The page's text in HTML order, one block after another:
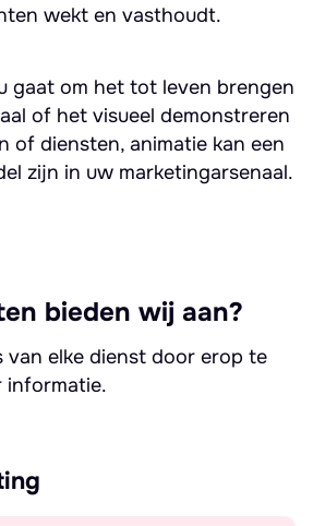
wekt en vasthoudt.
gaat om het tot leven brengen
of het visueel demonstreren
of diensten, animatie kan een
zijn in uw marketingarsenaal.
bieden wij aan?
van elke dienst door erop te
informatie.